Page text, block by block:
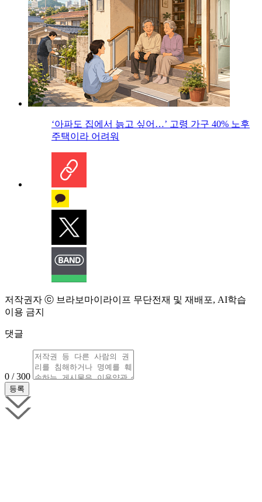
‘아파도 집에서 늙고 싶어…’ 고령 가구 40% 노후
주택이라 어려워
저작권자 ⓒ 브라보마이라이프 무단전재 및 재배포, AI학습
이용 금지
댓글
0 / 300